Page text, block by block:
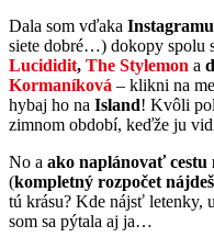
Dala som vďaka
siete dobré…) dokopy spolu
Lucididit, The Stylemon a
Kormaníková – klikni na
hybaj ho na Island! Kvôli
zimnom období, keďže ju
No a ako naplánovať cestu
(kompletný rozpočet
tú krásu? Kde nájsť letenky,
som sa pýtala aj ja…